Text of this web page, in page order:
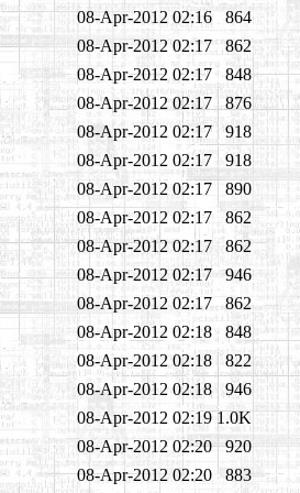
08-Apr-2012 02:16
864
08-Apr-2012 02:17
862
08-Apr-2012 02:17
848
08-Apr-2012 02:17
876
08-Apr-2012 02:17
918
08-Apr-2012 02:17
918
08-Apr-2012 02:17
890
08-Apr-2012 02:17
862
08-Apr-2012 02:17
862
08-Apr-2012 02:17
946
08-Apr-2012 02:17
862
08-Apr-2012 02:18
848
08-Apr-2012 02:18
822
08-Apr-2012 02:18
946
08-Apr-2012 02:19 1.0K
08-Apr-2012 02:20
920
08-Apr-2012 02:20
883